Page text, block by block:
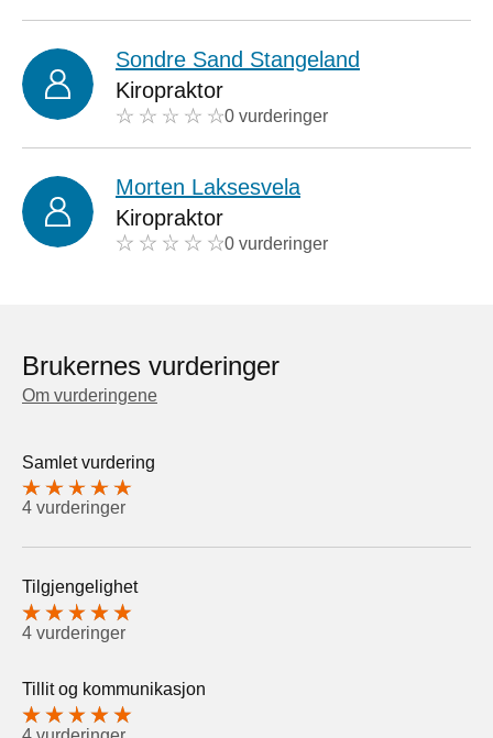
Sondre Sand Stangeland
Kiropraktor
0 vurderinger
Morten Laksesvela
Kiropraktor
0 vurderinger
Brukernes vurderinger
Om vurderingene
Samlet vurdering
4 vurderinger
Tilgjengelighet
4 vurderinger
Tillit og kommunikasjon